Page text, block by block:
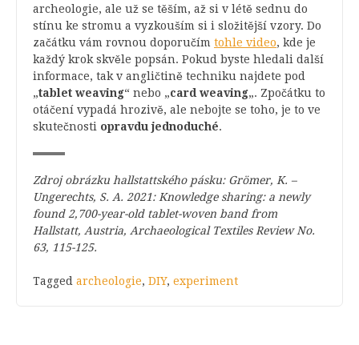
archeologie, ale už se těším, až si v létě sednu do
stínu ke stromu a vyzkouším si i složitější vzory. Do
začátku vám rovnou doporučím tohle video, kde je
každý krok skvěle popsán. Pokud byste hledali další
informace, tak v angličtině techniku najdete pod
„tablet weaving“ nebo „card weaving„. Zpočátku to
otáčení vypadá hrozivě, ale nebojte se toho, je to ve
skutečnosti opravdu jednoduché.
Zdroj obrázku hallstattského pásku: Grömer, K. –
Ungerechts, S. A. 2021: Knowledge sharing: a newly
found 2,700-year-old tablet-woven band from
Hallstatt, Austria, Archaeological Textiles Review No.
63, 115-125.
Tagged archeologie, DIY, experiment